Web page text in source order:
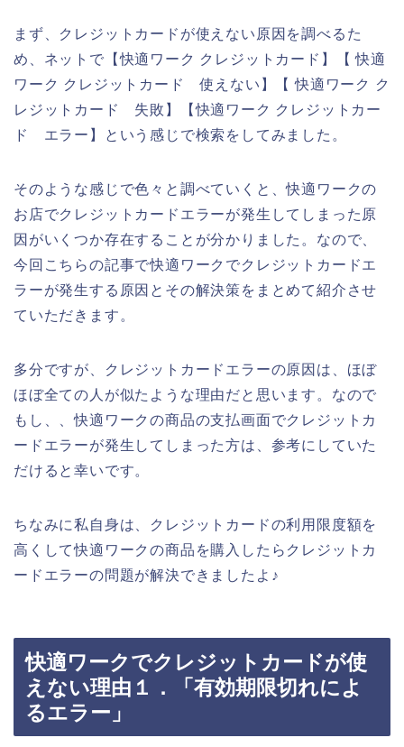
まず、クレジットカードが使えない原因を調べるた
め、ネットで【快適ワーク クレジットカード】【 快適
ワーク クレジットカード 使えない】【 快適ワーク ク
レジットカード 失敗】【快適ワーク クレジットカー
ド エラー】という感じで検索をしてみました。
そのような感じで色々と調べていくと、快適ワークの
お店でクレジットカードエラーが発生してしまった原
因がいくつか存在することが分かりました。なので、
今回こちらの記事で快適ワークでクレジットカードエ
ラーが発生する原因とその解決策をまとめて紹介させ
ていただきます。
多分ですが、クレジットカードエラーの原因は、ほぼ
ほぼ全ての人が似たような理由だと思います。なので
もし、、快適ワークの商品の支払画面でクレジットカ
ードエラーが発生してしまった方は、参考にしていた
だけると幸いです。
ちなみに私自身は、クレジットカードの利用限度額を
高くして快適ワークの商品を購入したらクレジットカ
ードエラーの問題が解決できましたよ♪
快適ワークでクレジットカードが使
えない理由１．「有効期限切れによ
るエラー」